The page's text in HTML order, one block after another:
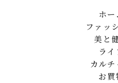
ホー
ファッ
美と
ライ
カルチ
お買